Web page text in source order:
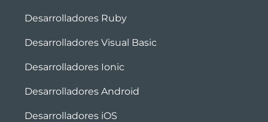
Desarrolladores Ruby
Desarrolladores Visual Basic
Desarrolladores Ionic
Desarrolladores Android
Desarrolladores iOS